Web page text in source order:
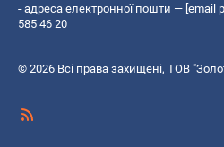
- адреса електронної пошти — [email
585 46 20
© 2026 Всі права захищені, ТОВ